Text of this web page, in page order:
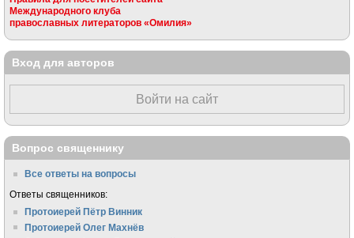
Международного клуба
православных литераторов «Омилия»
Вход для авторов
Войти на сайт
Вопрос священнику
Все ответы на вопросы
Ответы священников:
Протоиерей Пётр Винник
Протоиерей Олег Махнёв